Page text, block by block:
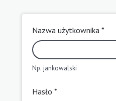
Nazwa użytkownika *
Np. jankowalski
Hasło *